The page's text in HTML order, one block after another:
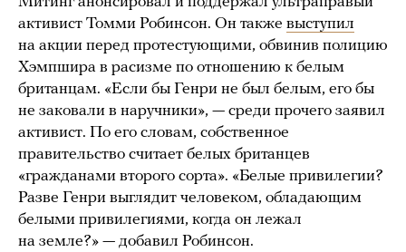
активист Томми Робинсон. Он также выступил
на акции перед протестующими, обвинив полицию
Хэмпшира в расизме по отношению к белым
британцам. «Если бы Генри не был белым, его бы
не заковали в наручники», — среди прочего заявил
активист. По его словам, собственное
правительство считает белых британцев
«гражданами второго сорта». «Белые привилегии?
Разве Генри выглядит человеком, обладающим
белыми привилегиями, когда он лежал
на земле?» — добавил Робинсон.